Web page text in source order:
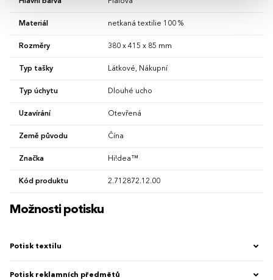
Materiál netkaná textilie 100 %
Rozměry 380 x 415 x 85 mm
Typ tašky Látkové, Nákupní
Typ úchytu Dlouhé ucho
Uzavírání Otevřená
Země původu Čína
Značka Hi!dea™
Kód produktu 2.712872.12.00
Možnosti potisku
Potisk textilu
Potisk reklamních předmětů